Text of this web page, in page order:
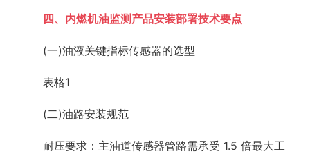
四、内燃机油监测产品安装部署技术要点
(一)油液关键指标传感器的选型
表格1
(二)油路安装规范
耐压要求：主油道传感器管路需承受 1.5 倍最大工